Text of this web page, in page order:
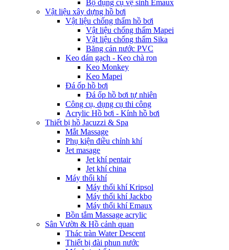
Bộ dụng cụ vệ sinh Emaux
Vật liệu xây dựng hồ bơi
Vật liệu chống thấm hồ bơi
Vật liệu chống thấm Mapei
Vật liệu chống thấm Sika
Băng cản nước PVC
Keo dán gạch - Keo chà ron
Keo Monkey
Keo Mapei
Đá ốp hồ bơi
Đá ốp hồ bơi tự nhiên
Công cụ, dụng cụ thi công
Acrylic Hồ bơi - Kính hồ bơi
Thiết bị hồ Jacuzzi & Spa
Mắt Massage
Phụ kiện điều chỉnh khí
Jet masage
Jet khí pentair
Jet khí china
Máy thổi khí
Máy thổi khí Kripsol
Máy thổi khí Jackbo
Máy thổi khí Emaux
Bồn tắm Massage acrylic
Sân Vườn & Hồ cảnh quan
Thác tràn Water Descent
Thiết bị đài phun nước